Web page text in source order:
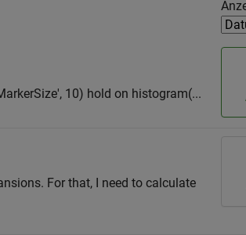
10) hold on histogram(...
For that, I need to calculate